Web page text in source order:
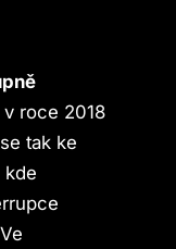
roce 2018
tak ke
kde